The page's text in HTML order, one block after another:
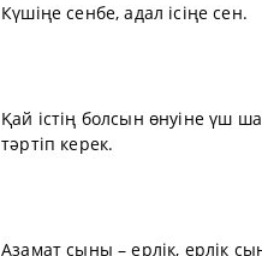
Күшіңе сенбе, адал ісіңе сен.
Қай істің болсын өнуіне үш
тәртіп керек.
Азамат сыны – ерлік, ерлік